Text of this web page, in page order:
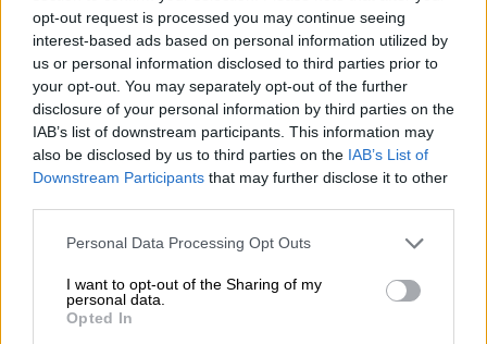
opt-out request is processed you may continue seeing
interest-based ads based on personal information utilized by
us or personal information disclosed to third parties prior to
your opt-out. You may separately opt-out of the further
disclosure of your personal information by third parties on the
IAB’s list of downstream participants. This information may
also be disclosed by us to third parties on the IAB’s List of
Downstream Participants that may further disclose it to other
Please note that this website/app uses one or more Google
not limited to your visit or usage behaviour. You may click to
grant or deny consent to Google and its third-party tags to
use your data for below specified purposes in below Google
Personal Data Processing Opt Outs
I want to opt-out of the Sharing of my
personal data.
Opted In
μετάλλαξη Όμικρον
Η Κίνα έχει σχετικά χαμηλάποσοστά
εμβολιασμού και αναμνηστικών εμβολίων,
ιδίως μεταξύ των ευάλωτων ηλικιωμένων -
μόνο το 40% των ατόμων άνω των 80 ετών
έχουν κάνειαναμνηστικά εμβόλια. Σχεδόν
κανείς δεν έχει φυσικά αντισώματα από
προηγούμενες λοιμώξεις.
Το σύστημα υγειονομικής περίθαλψης της
Κίναςήταν αδύναμο και αποσπασματικό